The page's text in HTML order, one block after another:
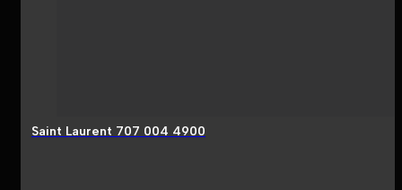
Saint Laurent 707 004 4900